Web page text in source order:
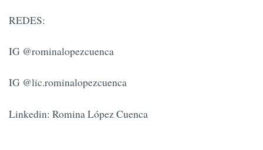
REDES:
IG @rominalopezcuenca
IG @lic.rominalopezcuenca
Linkedin: Romina López Cuenca